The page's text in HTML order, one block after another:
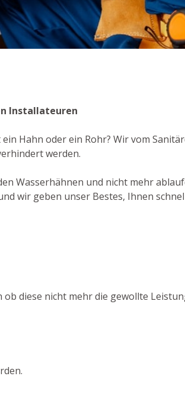
Installateuren
Hahn oder ein Rohr? Wir vom
werden.
Wasserhähnen und nicht mehr
wir geben unser Bestes, Ihnen
diese nicht mehr die gewollte